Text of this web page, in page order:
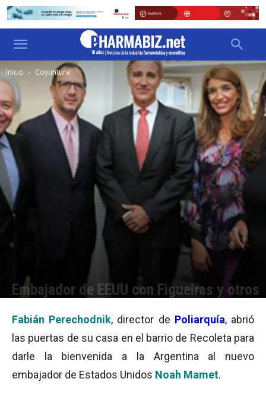
Inicio Coyuntura
Embajador de EEUU con Figueiras y otros
Fabián Perechodnik, director de Poliarquía, abrió
las puertas de su casa en el barrio de Recoleta para
darle la bienvenida a la Argentina al nuevo
embajador de Estados Unidos Noah Mamet.